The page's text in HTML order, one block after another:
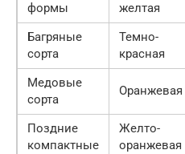
формы
желтая
Багряные
сорта
Темно-
красная
Медовые
сорта
Оранжевая
Поздние
компактные
Желто-
оранжевая